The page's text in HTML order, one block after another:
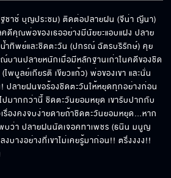
ใช้สมองคิดบ้างสิ
ใจมึงต้องเด็ดพอที่จะยิง
ชาช์ บุญประชม) ติดต่อปลายฝน (จีน่า ญีนา)
ดีคุณพ่อของเธออย่างมีนัยยะแอบแฝง ปลาย
น้ำทิพย์และชิดตะวัน (ปกรณ์ ฉัตรบริรักษ์) คุย
ณ์บานปลายหนักเมื่อมีหลักฐานเก่าในคดีของชิด
พบูลย์เกียรติ เขียวแก้ว) พ่อของเขา และนั่น
ปลายฝนขอร้องชิดตะวันให้หยุดทุกอย่างก่อน
มากกว่านี้ ชิดตะวันยอมหยุด เขารับปากกับ
เรื่องคงจบง่ายดายถ้าชิดตะวันยอมหยุด…หาก
ว่า ปลายฝนนัดเจอคทาเพชร (ธนิน มนูญ
บางอย่างที่เขาไม่เคยรู้มาก่อน!! ตรึ่งงงง!!